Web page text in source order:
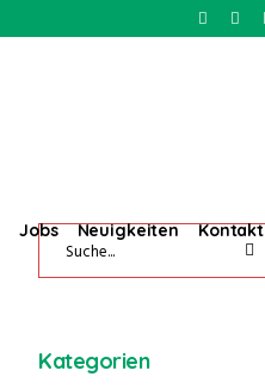
Jobs Neuigkeiten Kontakt
Kategorien